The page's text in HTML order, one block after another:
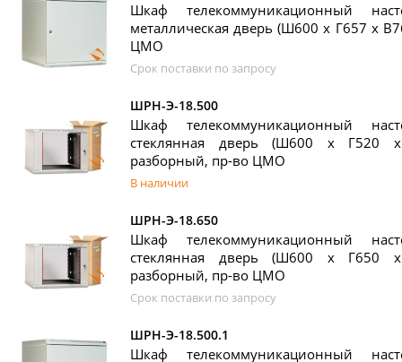
Шкаф телекоммуникационный
металлическая дверь (Ш600 х Г657 х
ЦМО
Срок поставки по запросу
ШРН-Э-18.500
Шкаф телекоммуникационный
стеклянная дверь (Ш600 х Г520
разборный, пр-во ЦМО
В наличии
ШРН-Э-18.650
Шкаф телекоммуникационный
стеклянная дверь (Ш600 х Г650
разборный, пр-во ЦМО
Срок поставки по запросу
ШРН-Э-18.500.1
Шкаф телекоммуникационный